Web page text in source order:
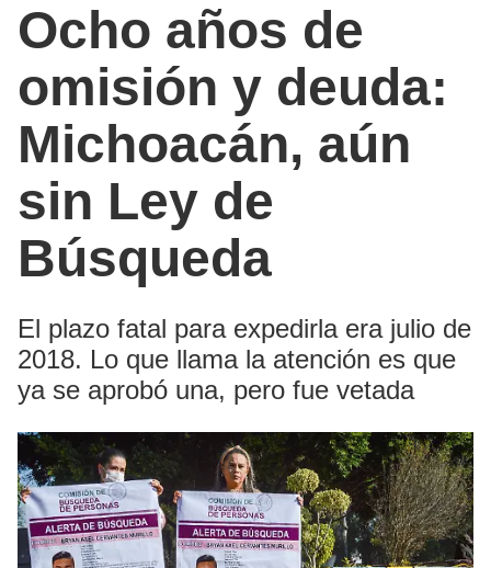
Ocho años de
omisión y deuda:
Michoacán, aún
sin Ley de
Búsqueda
El plazo fatal para expedirla era julio de
2018. Lo que llama la atención es que
ya se aprobó una, pero fue vetada